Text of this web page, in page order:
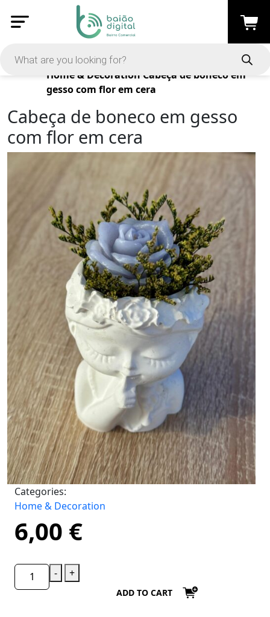
Products
Home & Decoration Cabeça de boneco em
gesso com flor em cera
Cabeça de boneco em gesso
com flor em cera
Categories:
Home & Decoration
6,00 €
- +
ADD TO CART